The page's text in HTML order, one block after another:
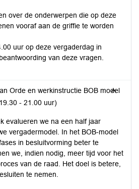
over de onderwerpen die op deze
vooraf aan de griffie te worden
uur op deze vergaderdag in
van deze vragen.
Orde en werkinstructie BOB model
- 21.00 uur)
evalueren we na een half jaar
vergadermodel. In het BOB-model
in besluitvorming beter te
we, indien nodig, meer tijd voor het
van de raad. Het doel is betere,
te nemen.